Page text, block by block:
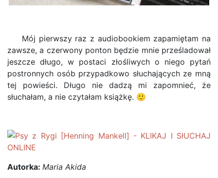
Mój pierwszy raz z audiobookiem zapamiętam na
zawsze, a czerwony ponton będzie mnie prześladował
jeszcze długo, w postaci złośliwych o niego pytań
postronnych osób przypadkowo słuchających ze mną
tej powieści. Długo nie dadzą mi zapomnieć, że
słuchałam, a nie czytałam książkę. 🙂
Autorka: Maria Akida